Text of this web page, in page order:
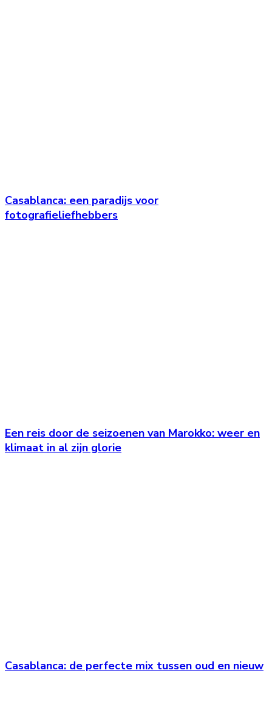
Casablanca: een paradijs voor
fotografieliefhebbers
Een reis door de seizoenen van Marokko: weer en
klimaat in al zijn glorie
Casablanca: de perfecte mix tussen oud en nieuw